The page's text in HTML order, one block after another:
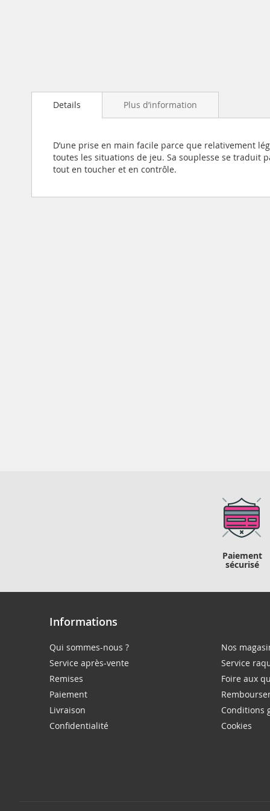
Details
D’une prise en main facile parce que relativement
toutes les situations de jeu. Sa souplesse se
tout en toucher et en contrôle.
Plus d’information
Paiement
sécurisé
Informations
Qui sommes-nous ?
Nos
Service après-vente
Service
Remises
Foire aux
Paiement
Livraison
Conditions
Confidentialité
Cookies